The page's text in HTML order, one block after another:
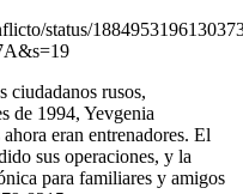
status/
ciudadanos rusos,
de 1994, Yevgenia
eran entrenadores. El
sus operaciones, y la
para familiares y amigos